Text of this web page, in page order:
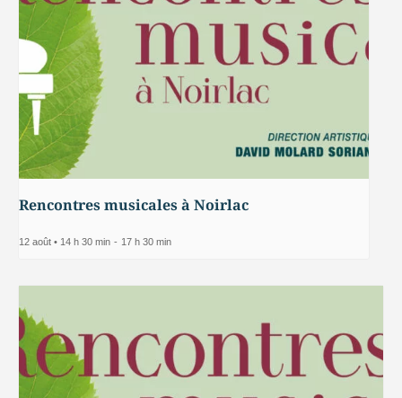
Rencontres musicales à Noirlac
12 août • 14 h 30 min - 17 h 30 min